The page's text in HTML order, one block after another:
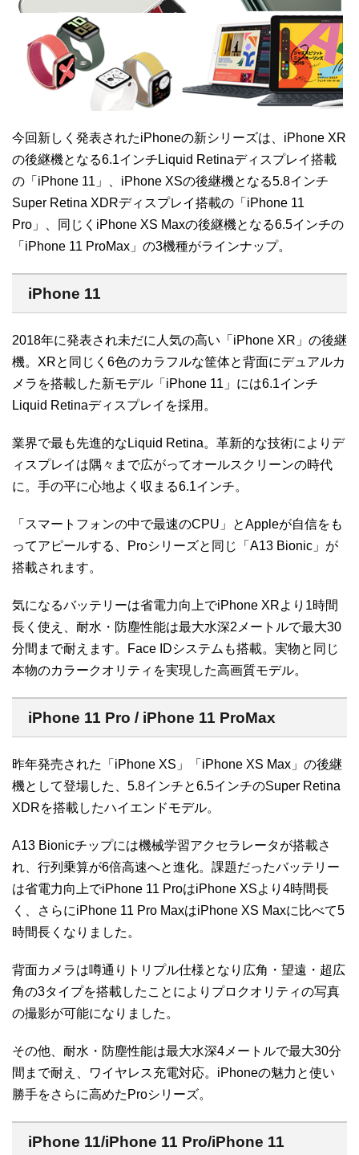
今回新しく発表されたiPhoneの新シリーズは、iPhone XR
の後継機となる6.1インチLiquid Retinaディスプレイ搭載
の「iPhone 11」、iPhone XSの後継機となる5.8インチ
Super Retina XDRディスプレイ搭載の「iPhone 11
Pro」、同じくiPhone XS Maxの後継機となる6.5インチの
「iPhone 11 ProMax」の3機種がラインナップ。
iPhone 11
2018年に発表され未だに人気の高い「iPhone XR」の後継
機。XRと同じく6色のカラフルな筐体と背面にデュアルカ
メラを搭載した新モデル「iPhone 11」には6.1インチ
Liquid Retinaディスプレイを採用。
業界で最も先進的なLiquid Retina。革新的な技術によりデ
ィスプレイは隅々まで広がってオールスクリーンの時代
に。手の平に心地よく収まる6.1インチ。
「スマートフォンの中で最速のCPU」とAppleが自信をも
ってアピールする、Proシリーズと同じ「A13 Bionic」が
搭載されます。
気になるバッテリーは省電力向上でiPhone XRより1時間
長く使え、耐水・防塵性能は最大水深2メートルで最大30
分間まで耐えます。Face IDシステムも搭載。実物と同じ
本物のカラークオリティを実現した高画質モデル。
iPhone 11 Pro / iPhone 11 ProMax
昨年発売された「iPhone XS」「iPhone XS Max」の後継
機として登場した、5.8インチと6.5インチのSuper Retina
XDRを搭載したハイエンドモデル。
A13 Bionicチップには機械学習アクセラレータが搭載さ
れ、行列乗算が6倍高速へと進化。課題だったバッテリー
は省電力向上でiPhone 11 ProはiPhone XSより4時間長
く、さらにiPhone 11 Pro MaxはiPhone XS Maxに比べて5
時間長くなりました。
背面カメラは噂通りトリプル仕様となり広角・望遠・超広
角の3タイプを搭載したことによりプロクオリティの写真
の撮影が可能になりました。
その他、耐水・防塵性能は最大水深4メートルで最大30分
間まで耐え、ワイヤレス充電対応。iPhoneの魅力と使い
勝手をさらに高めたProシリーズ。
iPhone 11/iPhone 11 Pro/iPhone 11